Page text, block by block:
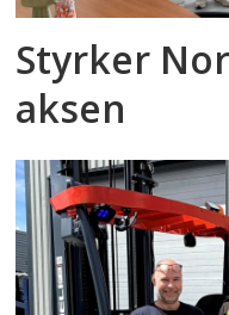
Styrker
aksen